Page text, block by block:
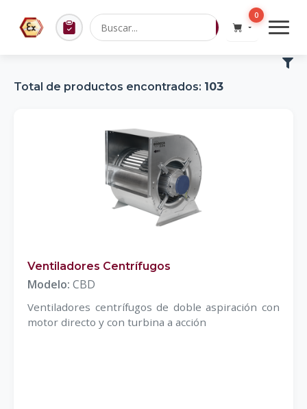
0
Total de productos encontrados: 103
Ventiladores Centrífugos
Modelo: CBD
Ventiladores centrífugos de doble aspiración con
motor directo y con turbina a acción